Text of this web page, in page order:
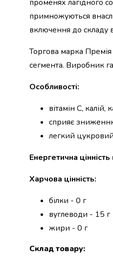
Подарункові
набори
алкоголю
Бакалія
Олія
Макаронні
вироби
Сухі
сніданки
Їжа
та
Цукор
Все
випічки
Приправа
променях лагідного
примножуються
включення до складу
Торгова марка
сегмента. Виробник
Особливості:
вітамін С,
сприяє
легкий цукровий
Енергетична
Харчова цінність:
білки - 0 г
вуглеводи - 15 г
жири - 0 г
Склад товару: